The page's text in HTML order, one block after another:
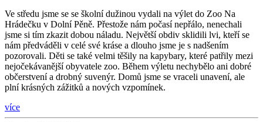
Ve středu jsme se se školní dužinou vydali na výlet do Zoo Na
Hrádečku v Dolní Pěně. Přestože nám počasí nepřálo, nenechali
jsme si tím zkazit dobou náladu. Největší obdiv sklidili lvi, kteří se
nám předváděli v celé své kráse a dlouho jsme je s nadšením
pozorovali. Děti se také velmi těšily na kapybary, které patřily mezi
nejočekávanější obyvatele zoo. Během výletu nechybělo ani dobré
občerstvení a drobný suvenýr. Domů jsme se vraceli unavení, ale
plní krásných zážitků a nových vzpomínek.
více